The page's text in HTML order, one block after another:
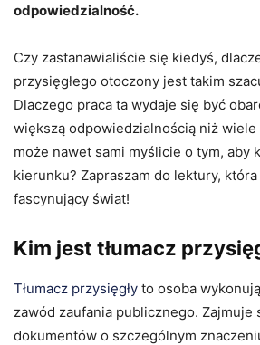
odpowiedzialność.
Czy zastanawialiście się kiedyś,
przysięgłego otoczony jest takim
Dlaczego praca ta wydaje się być
większą odpowiedzialnością niż
może nawet sami myślicie o tym, aby
kierunku? Zapraszam do lektury,
fascynujący świat!
Kim jest tłumacz
Tłumacz przysięgły to osoba
zawód zaufania publicznego. Zajmuje
dokumentów o szczególnym